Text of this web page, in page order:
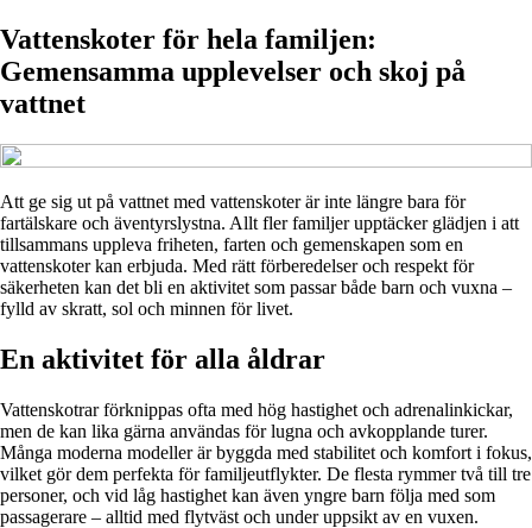
Vattenskoter för hela familjen:
Gemensamma upplevelser och skoj på
vattnet
Att ge sig ut på vattnet med vattenskoter är inte längre bara för
fartälskare och äventyrslystna. Allt fler familjer upptäcker glädjen i att
tillsammans uppleva friheten, farten och gemenskapen som en
vattenskoter kan erbjuda. Med rätt förberedelser och respekt för
säkerheten kan det bli en aktivitet som passar både barn och vuxna –
fylld av skratt, sol och minnen för livet.
En aktivitet för alla åldrar
Vattenskotrar förknippas ofta med hög hastighet och adrenalinkickar,
men de kan lika gärna användas för lugna och avkopplande turer.
Många moderna modeller är byggda med stabilitet och komfort i fokus,
vilket gör dem perfekta för familjeutflykter. De flesta rymmer två till tre
personer, och vid låg hastighet kan även yngre barn följa med som
passagerare – alltid med flytväst och under uppsikt av en vuxen.